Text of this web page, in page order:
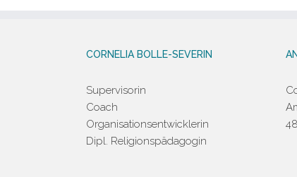
CORNELIA BOLLE-SEVERIN
Supervisorin
Coach
Organisationsentwicklerin
Dipl. Religionspädagogin